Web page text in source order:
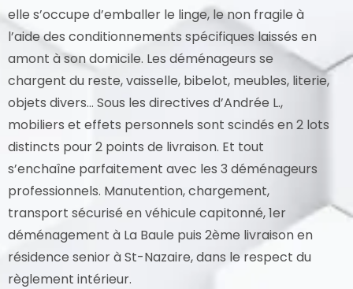
elle s’occupe d’emballer le linge, le non fragile à
l’aide des conditionnements spécifiques laissés en
amont à son domicile. Les déménageurs se
chargent du reste, vaisselle, bibelot, meubles, literie,
objets divers… Sous les directives d’Andrée L.,
mobiliers et effets personnels sont scindés en 2 lots
distincts pour 2 points de livraison. Et tout
s’enchaîne parfaitement avec les 3 déménageurs
professionnels. Manutention, chargement,
transport sécurisé en véhicule capitonné, 1er
déménagement à La Baule puis 2ème livraison en
résidence senior à St-Nazaire, dans le respect du
règlement intérieur.